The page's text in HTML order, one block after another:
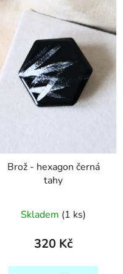
Brož - hexagon černá
tahy
Skladem (1 ks)
320 Kč